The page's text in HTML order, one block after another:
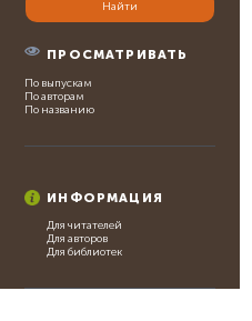
ПРОСМАТРИВАТЬ
По выпускам
По авторам
По названию
ИНФОРМАЦИЯ
Для читателей
Для авторов
Для библиотек